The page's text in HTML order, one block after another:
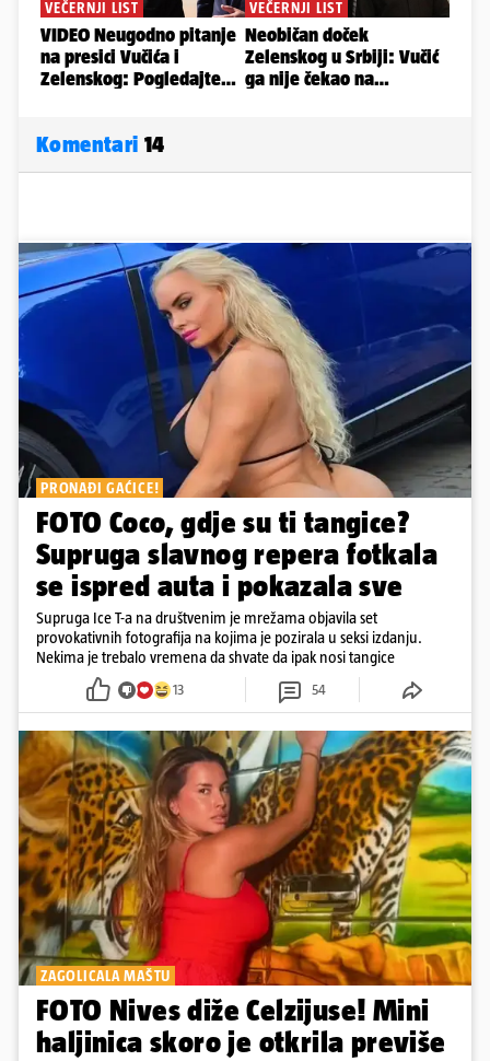
Komentari 14
PRONAĐI GAĆICE!
FOTO Coco, gdje su ti tangice?
Supruga slavnog repera fotkala
se ispred auta i pokazala sve
Supruga Ice T-a na društvenim je mrežama objavila set
provokativnih fotografija na kojima je pozirala u seksi izdanju.
Nekima je trebalo vremena da shvate da ipak nosi tangice
13 54
ZAGOLICALA MAŠTU
FOTO Nives diže Celzijuse! Mini
haljinica skoro je otkrila previše